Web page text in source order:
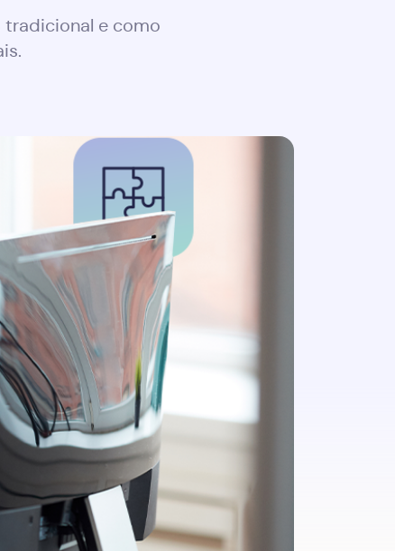
tradicional e como